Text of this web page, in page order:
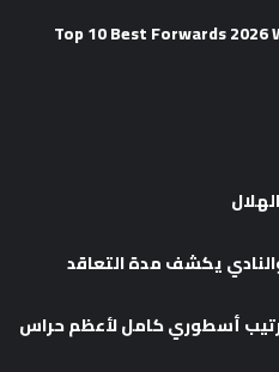
Top 10 Best Forwards 2026
يكشف مدة التعاقد
ترتيب أسطوري كامل لأعظم حراس